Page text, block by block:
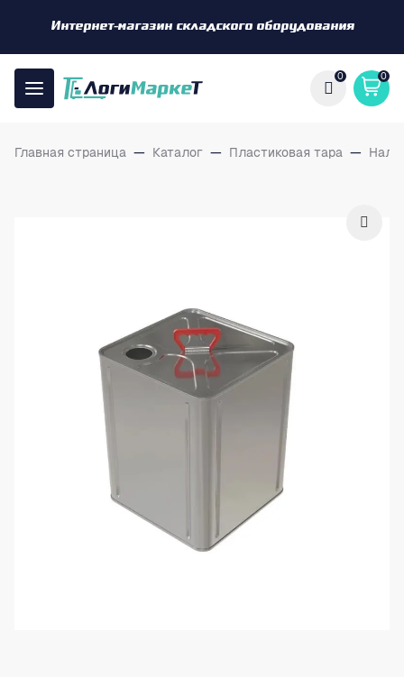
Интернет-магазин складского оборудования
0 0
Главная страница — Каталог — Пластиковая тара —